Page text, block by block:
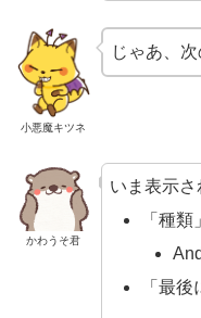
小悪魔キツネ
じゃあ、
かわうそ君
いま表示さ
「種類
And
「最